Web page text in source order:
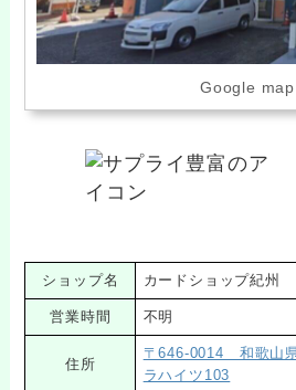
Google map
ショップ名 カードショップ紀州
営業時間 不明
住所
〒646-0014 和歌山
ラハイツ103